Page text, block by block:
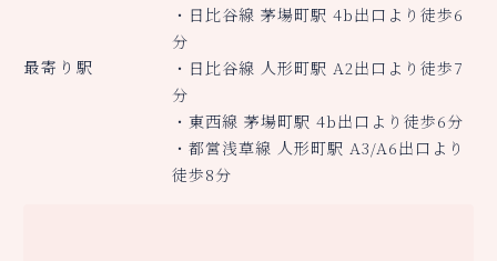
最寄り駅
・日比谷線 茅場町駅 4b出口より徒歩6
分
・日比谷線 人形町駅 A2出口より徒歩7
分
・東西線 茅場町駅 4b出口より徒歩6分
・都営浅草線 人形町駅 A3/A6出口より
徒歩8分